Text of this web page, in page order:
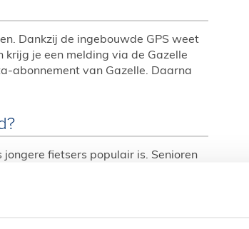
Dankzij de ingebouwde GPS weet
je een melding via de Gazelle
abonnement van Gazelle. Daarna
fietsers populair is. Senioren
schakelen. Voor jonge
motor aantrekkelijk. Ook voor
HMB een betrouwbare partner